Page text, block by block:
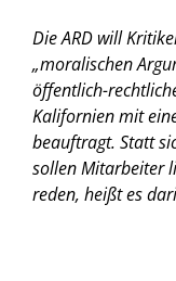
Die ARD will
„moralischen
öffentlich-
Kalifornien mit
beauftragt. Statt
sollen Mitarbeiter
reden, heißt es